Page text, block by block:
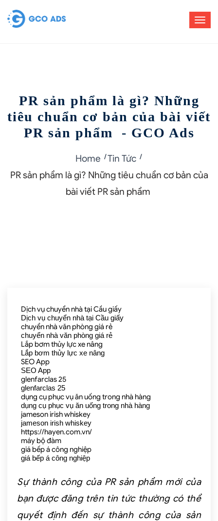
PR sản phẩm là gì? Những
tiêu chuẩn cơ bản của bài viết
PR sản phẩm - GCO Ads
Home
Tin Tức
PR sản phẩm là gì? Những tiêu chuẩn cơ bản của
bài viết PR sản phẩm
Dịch vụ chuyển nhà tại Cầu giấy
Dịch vụ chuyển nhà tại Cầu giấy
chuyển nhà văn phòng giá rẻ
chuyển nhà văn phòng giá rẻ
Lắp bơm thủy lực xe nâng
Lắp bơm thủy lực xe nâng
SEO App
SEO App
glenfarclas 25
glenfarclas 25
dụng cụ phục vụ ăn uống trong nhà hàng
dụng cụ phục vụ ăn uống trong nhà hàng
jameson irish whiskey
jameson irish whiskey
https://hayen.com.vn/
máy bộ đàm
giá bếp á công nghiệp
giá bếp á công nghiệp
Sự thành công của PR sản phẩm mới của
bạn được đăng trên tin tức thường có thể
quyết định đến sự thành công của sản